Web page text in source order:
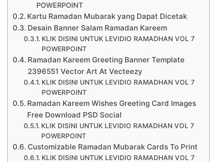
POWERPOINT
Kartu Ramadan Mubarak yang Dapat Dicetak
Desain Banner Salam Ramadan Kareem
KLIK DISINI UNTUK LEVIDIO RAMADHAN VOL 7
POWERPOINT
Ramadan Kareem Greeting Banner Template
2396551 Vector Art At Vecteezy
KLIK DISINI UNTUK LEVIDIO RAMADHAN VOL 7
POWERPOINT
Ramadan Kareem Wishes Greeting Card Images
Free Download PSD Social
KLIK DISINI UNTUK LEVIDIO RAMADHAN VOL 7
POWERPOINT
Customizable Ramadan Mubarak Cards To Print
KLIK DISINI UNTUK LEVIDIO RAMADHAN VOL 7